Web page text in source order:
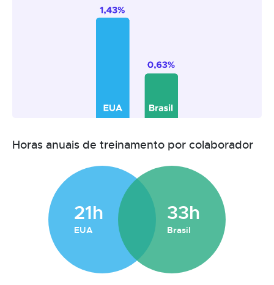
Horas anuais de treinamento por colaborador
21h
EUA
33h
Brasil